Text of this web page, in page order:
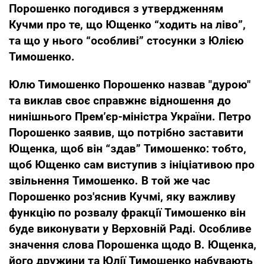
Порошенко погодився з утвердженням
Кучми про те, що Ющенко “ходить на ліво”,
та що у нього “особливі” стосунки з Юлією
Тимошенко.
Юлю Тимошенко Порошенко назвав "дурою"
та виклав своє справжнє відношення до
нинішнього Прем’єр-міністра України. Петро
Порошенко заявив, що потрібно заставити
Ющенка, щоб він “здав” Тимошенко: тобто,
щоб Ющенко сам виступив з ініціативою про
звільнення Тимошенко. В той же час
Порошенко роз'яснив Кучмі, яку важливу
функцію по розвалу фракції Тимошенко він
буде виконувати у Верховній Раді. Особливе
значення слова Порошенка щодо В. Ющенка,
його дружини та Юлії Тимошенко набувають